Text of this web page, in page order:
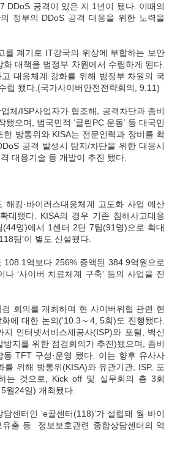
DDoS 공격이 있은 지 1년이 됐다. 이때의
정부의 DDoS 공격 대응을 위한 노력을
를 계기로 IT강국의 위상에 부합하는 보안
대책을 범정부 차원에서 수립하게 된다.
대응체계 강화를 위해 범정부 차원의 국
립 됐다.(국가사이버안전전략회의, 9.11)
체/ISP사업자가 협조해, 공격차단과 좀비
으며, 범국민적 ‘클린PC 운동’ 등 대국민
방통위와 KISA는 전문인력과 장비를 확
공격 발생시 탐지/차단을 위한 대응시
대응기술 등 개발이 추진 됐다.
해킹·바이러스대응체계 고도화 사업 예산
대됐다. KISA의 경우 기존 침해사고대응
명)에서 1센터 2단 7팀(91명)으로 확대
팀’이 별도 신설됐다.
108.1억보다 256% 증액된 384.9억원으로
나 ‘사이버 치료체계 구축’ 등의 사업을 진
회의를 개최하여 현 사이버위협 관련 현
에 대한 논의('10.3～4, 5회)도 진행됐다.
인터넷서비스제공사(ISP)와 포털, 백신
지를 위한 점검회의가 추진)됐으며, 좀비
동 TFT 구성·운영 됐다. 이는 향후 유사사
위해 방통위(KISA)와 유관기관, ISP, 포
는 것으로, Kick off 및 실무회의 총 3회
월24일) 개최됐다.
센터인 ‘e콜센터(118)’가 설립돼 웜·바이
출 등 정보보호관련 종합상담센터의 역